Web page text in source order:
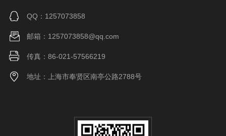
QQ：1257073858
邮箱：1257073858@qq.com
传真：86-021-57566219
地址：上海市奉贤区南亭公路2788号